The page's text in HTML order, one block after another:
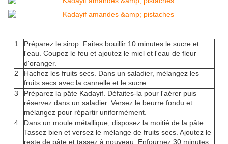
1
Préparez le sirop. Faites bouillir 10 minutes le sucre et
l'eau. Coupez le feu et ajoutez le miel et l'eau de fleur
d'oranger.
2
Hachez les fruits secs. Dans un saladier, mélangez les
fruits secs avec la cannelle et le sucre.
3
Préparez la pâte Kadayif. Défaites-la pour l'aérer puis
réservez dans un saladier. Versez le beurre fondu et
mélangez pour répartir uniformément.
4
Dans un moule métallique, disposez la moitié de la pâte.
Tassez bien et versez le mélange de fruits secs. Ajoutez le
reste de pâte et tassez à nouveau. Enfournez 30 minutes